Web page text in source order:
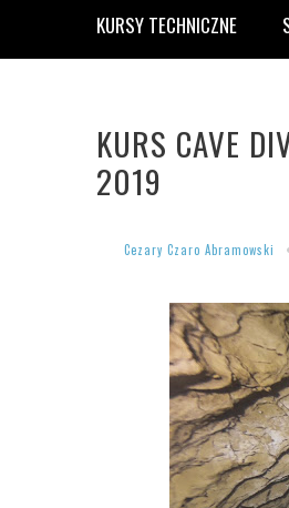
KURSY TECHNICZNE
KURS CAVE
2019
Cezary Czaro Abramowski